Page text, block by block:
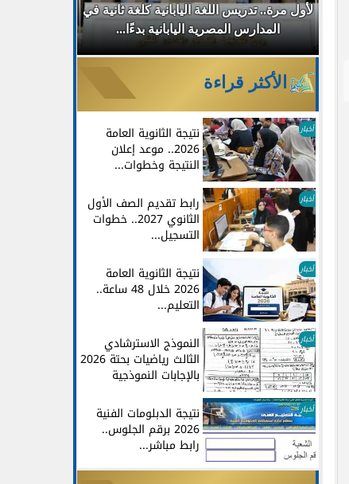
لأول مرة.. تدريس اللغة اليابانية كلغة ثانية في
المدارس المصرية اليابانية بدءًا...
الأكثر قراءة
أخبار نتيجة الثانوية العامة
2026.. موعد إعلان
النتيجة وخطوات...
أخبار رابط تقديم الصف الأول
الثانوي 2027.. خطوات
التسجيل...
أخبار نتيجة الثانوية العامة
2026 خلال 48 ساعة..
التعليم...
أخبار النموذج الاسترشادي
الثالث رياضيات بحتة 2026
بالإجابات النموذجية
أخبار نتيجة الدبلومات الفنية
2026 برقم الجلوس..
رابط مباشر...